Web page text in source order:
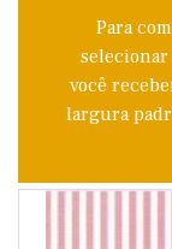
Para
selecionar
você
largura